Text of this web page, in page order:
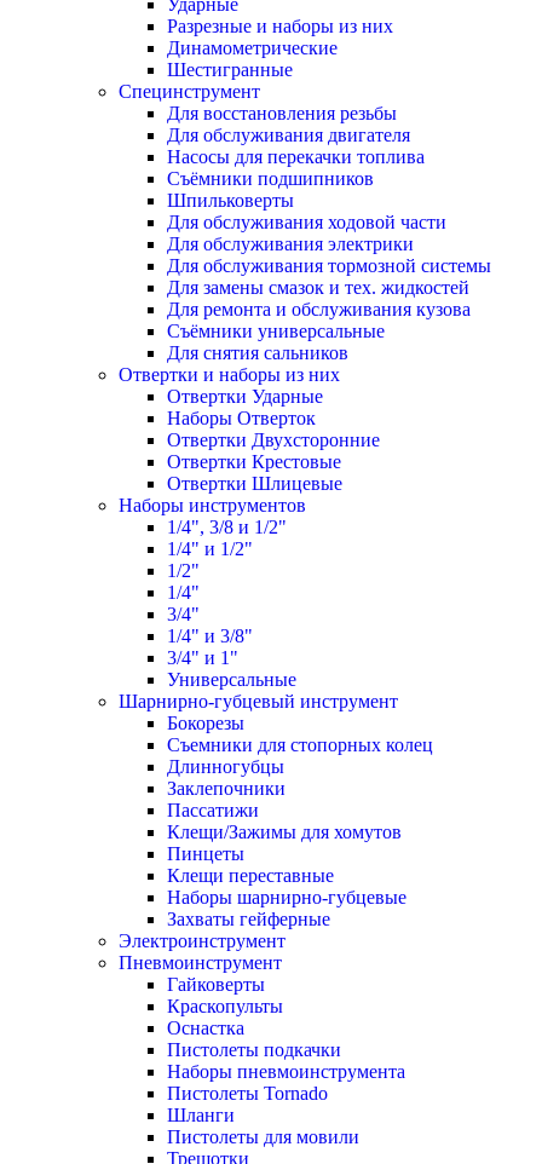
Ударные
Разрезные и наборы из них
Динамометрические
Шестигранные
Специнструмент
Для восстановления резьбы
Для обслуживания двигателя
Насосы для перекачки топлива
Съёмники подшипников
Шпильковерты
Для обслуживания ходовой части
Для обслуживания электрики
Для обслуживания тормозной системы
Для замены смазок и тех. жидкостей
Для ремонта и обслуживания кузова
Съёмники универсальные
Для снятия сальников
Отвертки и наборы из них
Отвертки Ударные
Наборы Отверток
Отвертки Двухсторонние
Отвертки Крестовые
Отвертки Шлицевые
Наборы инструментов
1/4", 3/8 и 1/2"
1/4" и 1/2"
1/2"
1/4"
3/4"
1/4" и 3/8"
3/4" и 1"
Универсальные
Шарнирно-губцевый инструмент
Бокорезы
Съемники для стопорных колец
Длинногубцы
Заклепочники
Пассатижи
Клещи/Зажимы для хомутов
Пинцеты
Клещи переставные
Наборы шарнирно-губцевые
Захваты гейферные
Электроинструмент
Пневмоинструмент
Гайковерты
Краскопульты
Оснастка
Пистолеты подкачки
Наборы пневмоинструмента
Пистолеты Tornado
Шланги
Пистолеты для мовили
Трещотки